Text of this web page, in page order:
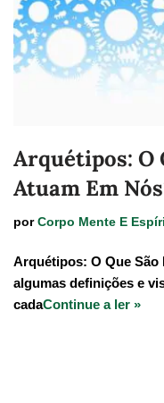
Arquétipos: O
Atuam Em
por Corpo Mente E
Arquétipos: O Que São
algumas definições e
cadaContinue a ler »